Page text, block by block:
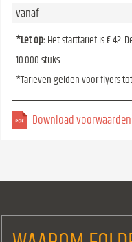
vanaf
*Let op: Het starttarief is € 42.
10.000 stuks.
*Tarieven gelden voor flyers
Download voorwaarden